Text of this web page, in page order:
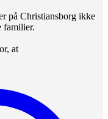
på Christiansborg ikke
familier.
at